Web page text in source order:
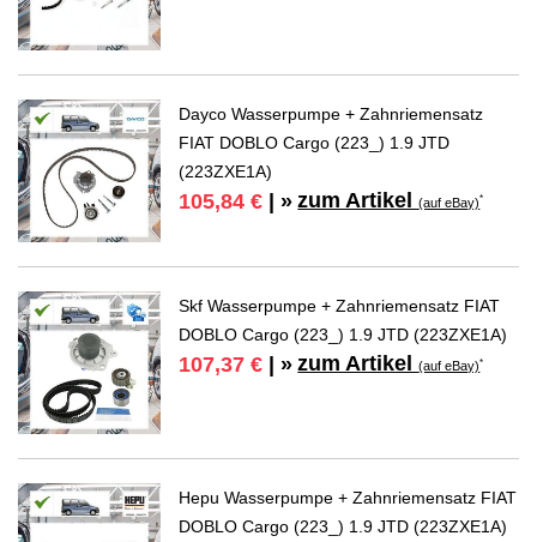
Dayco Wasserpumpe + Zahnriemensatz
FIAT DOBLO Cargo (223_) 1.9 JTD
(223ZXE1A)
105,84 € | » zum Artikel(auf eBay)*
Skf Wasserpumpe + Zahnriemensatz FIAT
DOBLO Cargo (223_) 1.9 JTD (223ZXE1A)
107,37 € | » zum Artikel(auf eBay)*
Hepu Wasserpumpe + Zahnriemensatz FIAT
DOBLO Cargo (223_) 1.9 JTD (223ZXE1A)